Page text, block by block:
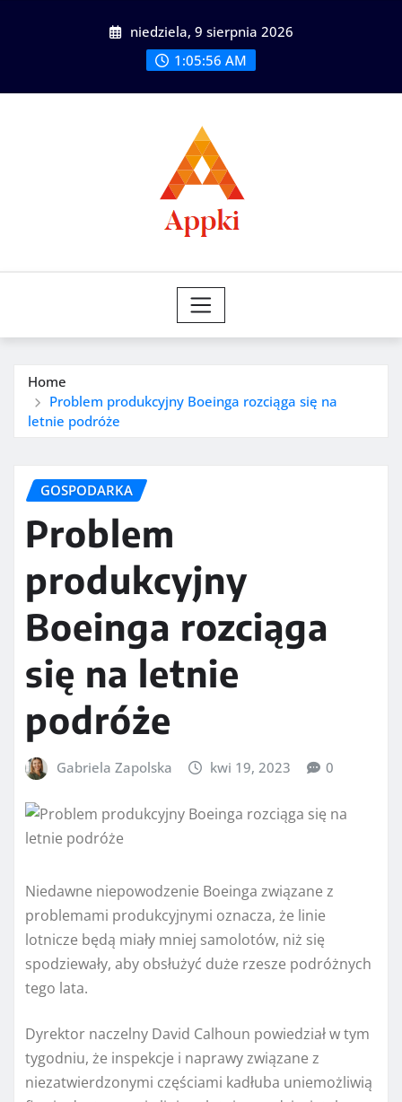
niedziela, 9 sierpnia 2026
1:05:57 AM
Home
Problem produkcyjny Boeinga rozciąga się na
letnie podróże
GOSPODARKA
Problem
produkcyjny
Boeinga rozciąga
się na letnie
podróże
Gabriela Zapolska kwi 19, 2023 0
Niedawne niepowodzenie Boeinga związane z
problemami produkcyjnymi oznacza, że ​​linie
lotnicze będą miały mniej samolotów, niż się
spodziewały, aby obsłużyć duże rzesze podróżnych
tego lata.
Dyrektor naczelny David Calhoun powiedział w tym
tygodniu, że inspekcje i naprawy związane z
niezatwierdzonymi częściami kadłuba uniemożliwią